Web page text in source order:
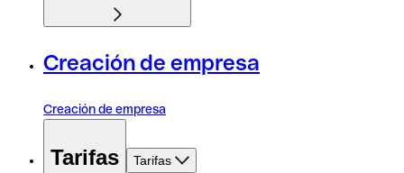
Creación de empresa
Creación de empresa
Tarifas Tarifas